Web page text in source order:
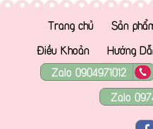
Trang chủ Sản
Điều Khoản
Hướng
Zalo 0904971012
Zalo